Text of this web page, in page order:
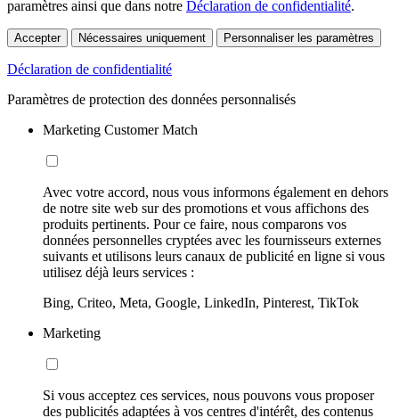
paramètres ainsi que dans notre Déclaration de confidentialité.
Accepter Nécessaires uniquement Personnaliser les paramètres
Déclaration de confidentialité
Paramètres de protection des données personnalisés
Marketing Customer Match
Avec votre accord, nous vous informons également en dehors
de notre site web sur des promotions et vous affichons des
produits pertinents. Pour ce faire, nous comparons vos
données personnelles cryptées avec les fournisseurs externes
suivants et utilisons leurs canaux de publicité en ligne si vous
utilisez déjà leurs services :
Bing, Criteo, Meta, Google, LinkedIn, Pinterest, TikTok
Marketing
Si vous acceptez ces services, nous pouvons vous proposer
des publicités adaptées à vos centres d'intérêt, des contenus